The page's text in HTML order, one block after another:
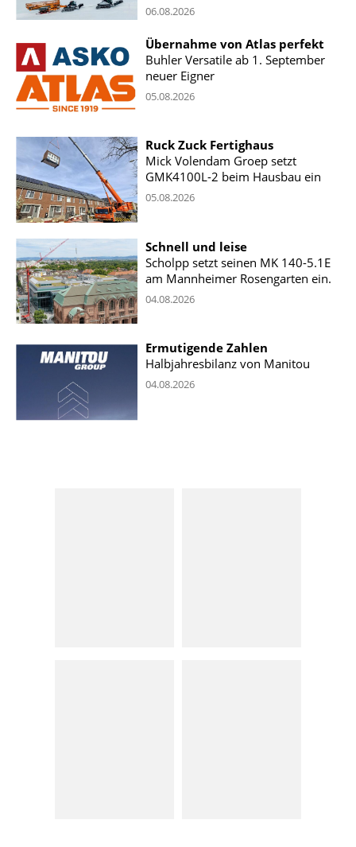
06.08.2026
Übernahme von Atlas perfekt
Buhler Versatile ab 1. September
neuer Eigner
05.08.2026
Ruck Zuck Fertighaus
Mick Volendam Groep setzt
GMK4100L-2 beim Hausbau ein
05.08.2026
Schnell und leise
Scholpp setzt seinen MK 140-5.1E
am Mannheimer Rosengarten ein.
04.08.2026
Ermutigende Zahlen
Halbjahresbilanz von Manitou
04.08.2026